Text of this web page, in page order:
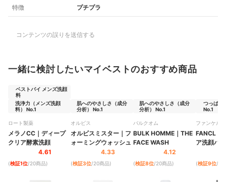
特徴 プチプラ
コンテンツの誤りを送信する
一緒に検討したいマイベストのおすすめ商品
ベストバイ メンズ洗顔
料
洗浄力（メンズ洗顔
料） No.1
ロート製薬
メラノCC ｜ ディープ
クリア酵素洗顔
4.61
(検証1位/20商品)
肌へのやさしさ（成分
分析） No.1
オルビス
オルビスミスター ｜ フ
ォーミングウォッシュ
4.33
(検証3位/20商品)
肌へのやさしさ（成分
分析） No.1
バルクオム
BULK HOMME ｜ THE
FACE WASH
4.12
(検証8位/20商品)
つっぱり
No.1
ファンケル
FANCL
ア洗顔パ
(検証9位/20